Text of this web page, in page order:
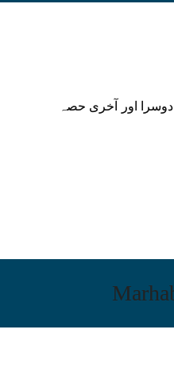
راہِ فقر میں مرشد پر یقین Raah-e-Faqr mein Murshid par yaqeen دوسرا اور آخری حصہ